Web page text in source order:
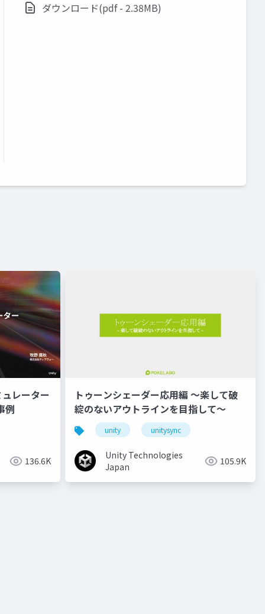
ダウンロード(pdf - 2.38MB)
レーター
例
136.6K
トゥーンシェーダー応用編 ～楽して破
綻のないアウトラインを目指して～
unity unitysync
Unity Technologies
Japan
105.9K